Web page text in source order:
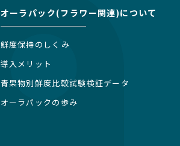
オーラパック(フラワー関連)について
鮮度保持のしくみ
導入メリット
青果物別鮮度比較試験検証データ
オーラパックの歩み